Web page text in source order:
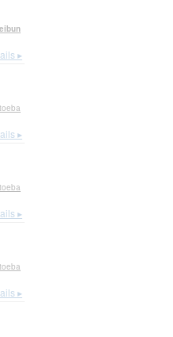
▸
▸
▸
▸